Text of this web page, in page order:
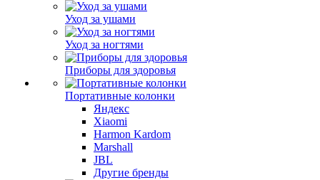
Уход за ушами
Уход за ногтями
Приборы для здоровья
Портативные колонки
Яндекс
Xiaomi
Harmon Kardom
Marshall
JBL
Другие бренды